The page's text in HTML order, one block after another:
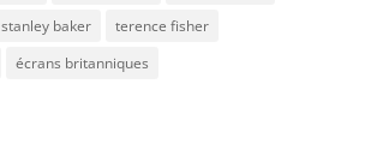
stanley baker
terence fisher
écrans britanniques